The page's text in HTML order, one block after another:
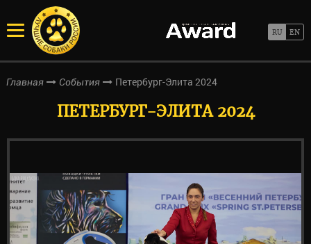
Главная События Петербург-Элита 2024
ПЕТЕРБУРГ-ЭЛИТА 2024